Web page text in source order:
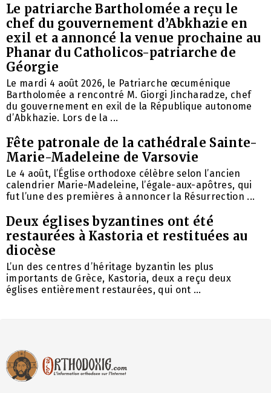
Le patriarche Bartholomée a reçu le
chef du gouvernement d’Abkhazie en
exil et a annoncé la venue prochaine au
Phanar du Catholicos-patriarche de
Géorgie
Le mardi 4 août 2026, le Patriarche œcuménique
Bartholomée a rencontré M. Giorgi Jincharadze, chef
du gouvernement en exil de la République autonome
d’Abkhazie. Lors de la ...
Fête patronale de la cathédrale Sainte-
Marie-Madeleine de Varsovie
Le 4 août, l’Église orthodoxe célèbre selon l’ancien
calendrier Marie-Madeleine, l’égale-aux-apôtres, qui
fut l’une des premières à annoncer la Résurrection ...
Deux églises byzantines ont été
restaurées à Kastoria et restituées au
diocèse
L’un des centres d’héritage byzantin les plus
importants de Grèce, Kastoria, deux a reçu deux
églises entièrement restaurées, qui ont ...